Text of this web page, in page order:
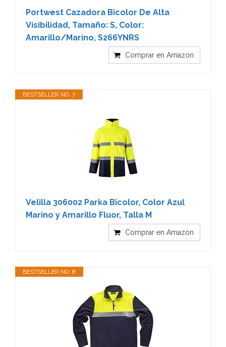
Portwest Cazadora Bicolor De Alta
Visibilidad, Tamaño: S, Color:
Amarillo/Marino, S266YNRS
Comprar en Amazon
BESTSELLER NO. 7
Velilla 306002 Parka Bicolor, Color Azul
Marino y Amarillo Fluor, Talla M
Comprar en Amazon
BESTSELLER NO. 8